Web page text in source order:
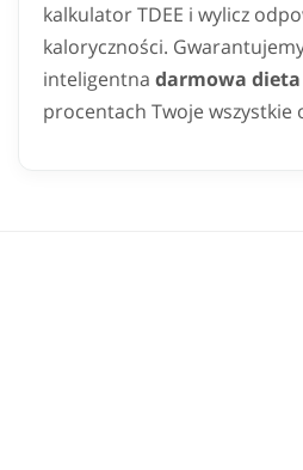
kalkulator TDEE i wylicz
kaloryczności.
inteligentna darmowa
procentach Twoje wszystkie